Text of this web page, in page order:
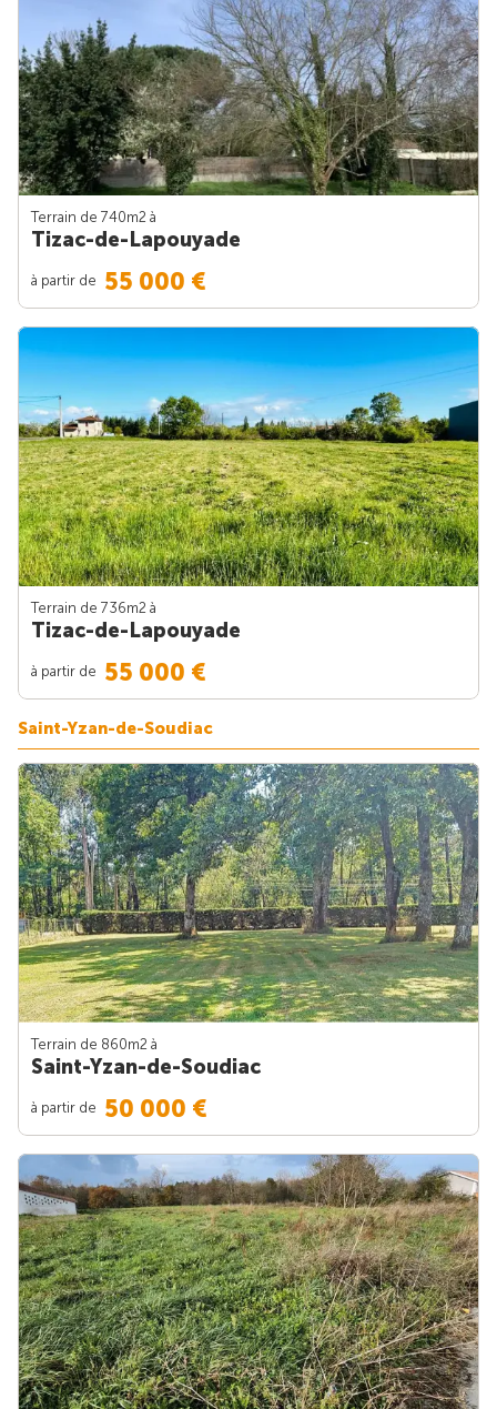
Terrain de 740m2 à
Tizac-de-Lapouyade
à partir de 55 000 €
Terrain de 736m2 à
Tizac-de-Lapouyade
à partir de 55 000 €
Saint-Yzan-de-Soudiac
Terrain de 860m2 à
Saint-Yzan-de-Soudiac
à partir de 50 000 €